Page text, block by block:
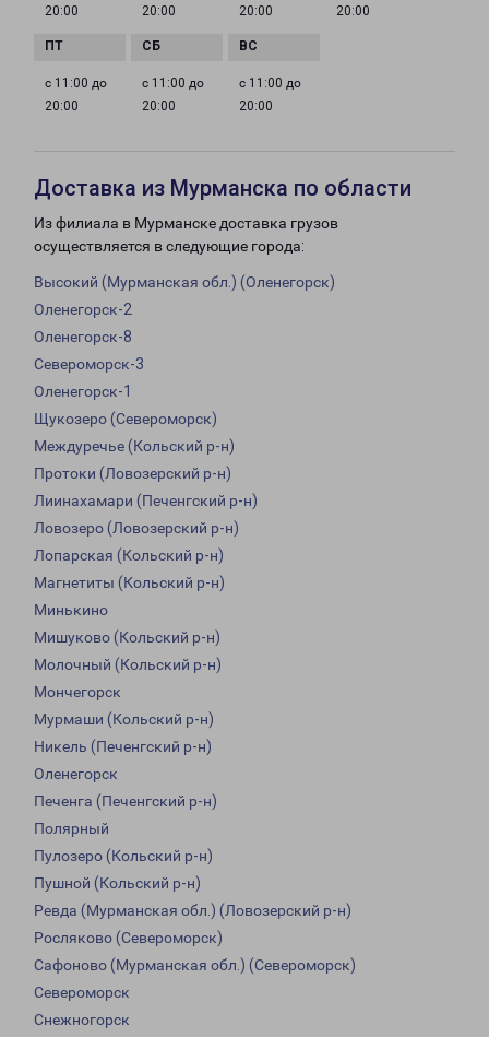
20:00
20:00
20:00
20:00
с 11:00 до
20:00
с 11:00 до
20:00
с 11:00 до
20:00
Доставка из Мурманска по области
Из филиала в Мурманске доставка грузов
осуществляется в следующие города:
Высокий (Мурманская обл.) (Оленегорск)
Оленегорск-2
Оленегорск-8
Североморск-3
Оленегорск-1
Щукозеро (Североморск)
Междуречье (Кольский р-н)
Протоки (Ловозерский р-н)
Лиинахамари (Печенгский р-н)
Ловозеро (Ловозерский р-н)
Лопарская (Кольский р-н)
Магнетиты (Кольский р-н)
Минькино
Мишуково (Кольский р-н)
Молочный (Кольский р-н)
Мончегорск
Мурмаши (Кольский р-н)
Никель (Печенгский р-н)
Оленегорск
Печенга (Печенгский р-н)
Полярный
Пулозеро (Кольский р-н)
Пушной (Кольский р-н)
Ревда (Мурманская обл.) (Ловозерский р-н)
Росляково (Североморск)
Сафоново (Мурманская обл.) (Североморск)
Североморск
Снежногорск